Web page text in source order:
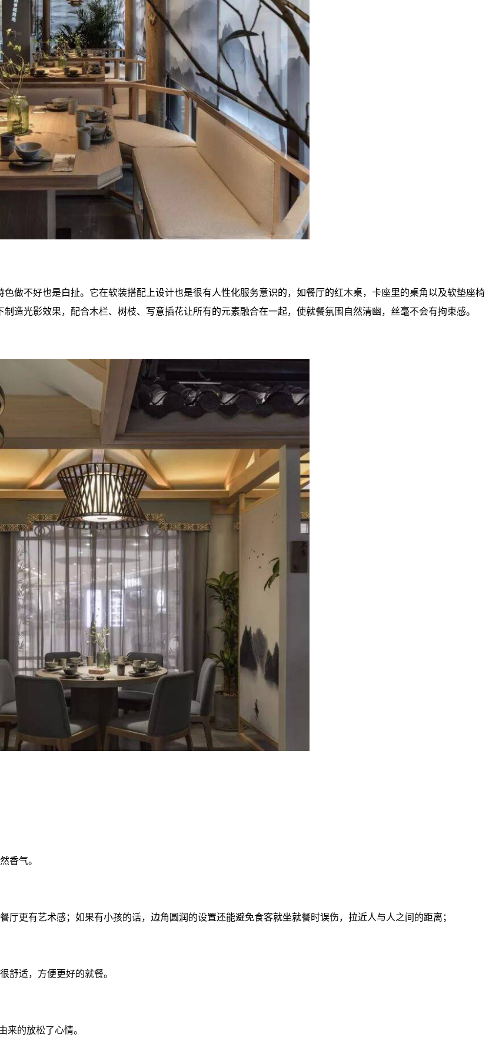
做不好也是白扯。它在软装搭配上设计也是很有人性化服务意识的，如餐厅的红木桌，卡座里的桌角以及软垫座椅
造光影效果，配合木栏、树枝、写意插花让所有的元素融合在一起，使就餐氛围自然清幽，丝毫不会有拘束感。
香气。
更有艺术感；如果有小孩的话，边角圆润的设置还能避免食客就坐就餐时误伤，拉近人与人之间的距离；
舒适，方便更好的就餐。
来的放松了心情。